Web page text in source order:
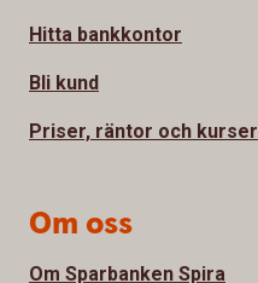
Hitta bankkontor
Bli kund
Priser, räntor och kurser
Om oss
Om Sparbanken Spira